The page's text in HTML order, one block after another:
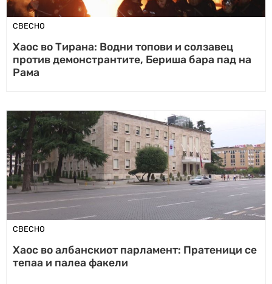
СВЕСНО
Хаос во Тирана: Водни топови и солзавец
против демонстрантите, Бериша бара пад на
Рама
СВЕСНО
Хаос во албанскиот парламент: Пратеници се
тепаа и палеа факели